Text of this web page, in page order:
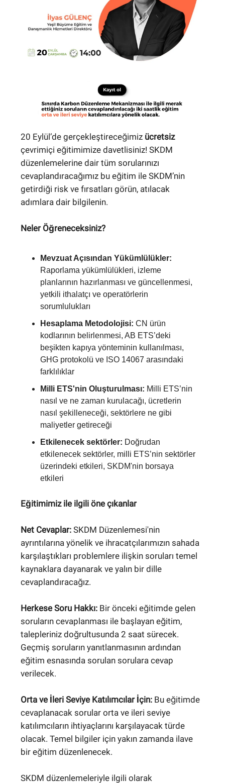
20 Eylül’de gerçekleştireceğimiz ücretsiz
çevrimiçi eğitimimize davetlisiniz! SKDM
düzenlemelerine dair tüm sorularınızı
cevaplandıracağımız bu eğitim ile SKDM’nin
getirdiği risk ve fırsatları görün, atılacak
adımlara dair bilgilenin​.
Neler Öğreneceksiniz?
Mevzuat Açısından Yükümlülükler:
Raporlama yükümlülükleri, izleme
planlarının hazırlanması ve güncellenmesi,
yetkili ithalatçı ve operatörlerin
sorumlulukları
Hesaplama Metodolojisi: CN ürün
kodlarının belirlenmesi, AB ETS’deki
beşikten kapıya yönteminin kullanılması,
GHG protokolü ve ISO 14067 arasındaki
farklılıklar
Milli ETS'nin Oluşturulması: Milli ETS’nin
nasıl ve ne zaman kurulacağı, ücretlerin
nasıl şekilleneceği, sektörlere ne gibi
maliyetler getireceği
Etkilenecek sektörler: Doğrudan
etkilenecek sektörler, milli ETS’nin sektörler
üzerindeki etkileri, SKDM'nin borsaya
etkileri
Eğitimimiz ile ilgili öne çıkanlar
Net Cevaplar: SKDM Düzenlemesi'nin
ayrıntılarına yönelik ve ihracatçılarımızın sahada
karşılaştıkları problemlere ilişkin soruları temel
kaynaklara dayanarak ve yalın bir dille
cevaplandıracağız.
Herkese Soru Hakkı: Bir önceki eğitimde gelen
soruların cevaplanması ile başlayan eğitim,
talepleriniz doğrultusunda 2 saat sürecek.
Geçmiş soruların yanıtlanmasının ardından
eğitim esnasında sorulan sorulara cevap
verilecek.
Orta ve İleri Seviye Katılımcılar İçin: Bu eğitimde
cevaplanacak sorular orta ve ileri seviye
katılımcıların ihtiyaçlarını karşılayacak türde
olacak. Temel bilgiler için yakın zamanda ilave
bir eğitim düzenlenecek.
SKDM düzenlemeleriyle ilgili olarak